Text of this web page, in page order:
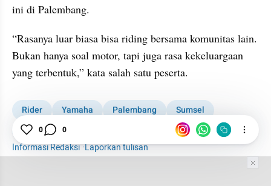
ini di Palembang.
“Rasanya luar biasa bisa riding bersama komunitas lain.
Bukan hanya soal motor, tapi juga rasa kekeluargaan
yang terbentuk,” kata salah satu peserta.
Rider Yamaha Palembang
Sumsel
Kabar Daerah
Informasi Redaksi·Laporkan tulisan
0 0